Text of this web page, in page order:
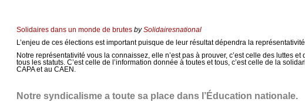
Solidaires dans un monde de brutes bySolidairesnational
L’enjeu de ces élections est important puisque de leur résultat dépendra la
Notre représentativité vous la connaissez, elle n’est pas à prouver, c’est celle des luttes
tous les statuts. C’est celle de l’information donnée à toutes et tous, c’est celle de la
CAPA et au CAEN.
Notre syndicalisme a toute sa place dans l’Éducation nationale.